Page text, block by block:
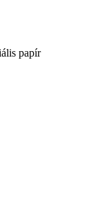
papír